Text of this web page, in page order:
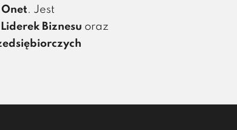
Onet. Jest
Biznesu oraz